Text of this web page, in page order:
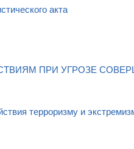
акта
ПРИ УГРОЗЕ
терроризму и